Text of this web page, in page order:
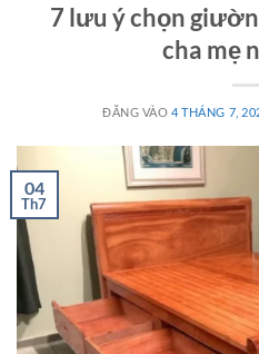
7 lưu ý chọn
cha mẹ
ĐĂNG VÀO4 THÁNG 7,
04
Th7